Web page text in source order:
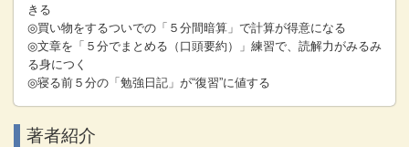
きる
◎買い物をするついでの「５分間暗算」で計算が得意になる
◎文章を「５分でまとめる（口頭要約）」練習で、読解力がみるみ
る身につく
◎寝る前５分の「勉強日記」が“復習”に値する
著者紹介